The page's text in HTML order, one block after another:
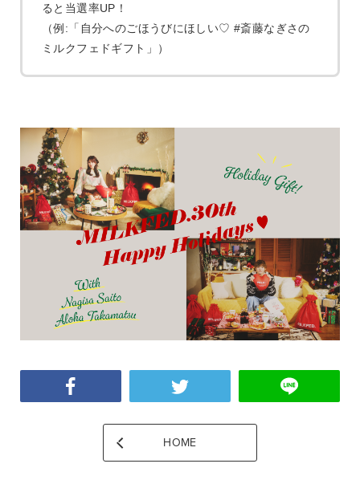
ると当選率UP！
（例:「自分へのごほうびにほしい♡ #斎藤なぎさの
ミルクフェドギフト」）
HOME